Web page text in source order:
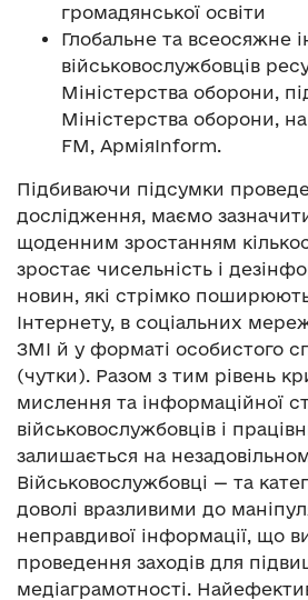
громадянської освіти
Глобальне та всеосяжне
військовослужбовців
Міністерства оборони,
Міністерства оборони,
FM, АрміяInform.
Підбиваючи підсумки
дослідження, маємо
щоденним зростанням
зростає чисельність і
новин, які стрімко
Інтернету, в соціальних
ЗМІ й у форматі особистого
(чутки). Разом з тим рівень
мислення та інформаційної
військовослужбовців і
залишається на
Військовослужбовці — та
доволі вразливими до
неправдивої інформації, що
проведення заходів для
медіаграмотності.